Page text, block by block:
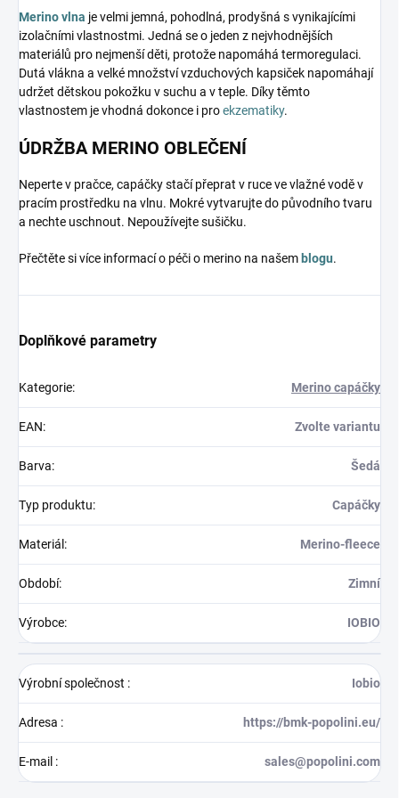
Merino vlna je velmi jemná, pohodlná, prodyšná s vynikajícími
izolačními vlastnostmi. Jedná se o jeden z nejvhodnějších
materiálů pro nejmenší děti, protože napomáhá termoregulaci.
Dutá vlákna a velké množství vzduchových kapsiček napomáhají
udržet dětskou pokožku v suchu a v teple. Díky těmto
vlastnostem je vhodná dokonce i proekzematiky.
ÚDRŽBA MERINO OBLEČENÍ
Neperte v pračce, capáčky stačí přeprat v ruce ve vlažné vodě v
pracím prostředku na vlnu. Mokré vytvarujte do původního tvaru
a nechte uschnout. Nepoužívejte sušičku.
Přečtěte si více informací o péči o merino na našem blogu.
Doplňkové parametry
Kategorie: Merino capáčky
EAN: Zvolte variantu
Barva: Šedá
Typ produktu: Capáčky
Materiál : Merino-fleece
Období: Zimní
Výrobce: IOBIO
Výrobní společnost : Iobio
Adresa : https://bmk-popolini.eu/
E-mail : sales@popolini.com